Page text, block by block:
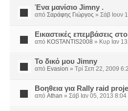
Ένα μανίσιο Jimny .
από Σαράφης Γιώργος » Σάβ Ιουν
Εικαστικές επεμβάσεις
από KOSTANTIS2008 » Κυρ Ιαν
Το δικό μου Jimny
από Evasion » Τρί Σεπ 22, 2009
Βοηθεια για Rally raid
από Athan » Σάβ Ιαν 05, 2013 8:04